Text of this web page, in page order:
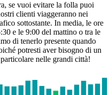
se vuoi evitare la folla puoi
clienti viaggeranno nei
sottostante. In media, le ore
e le 9:00 del mattino o tra le
di tenerlo presente quando
potresti aver bisogno di un
nelle grandi città!